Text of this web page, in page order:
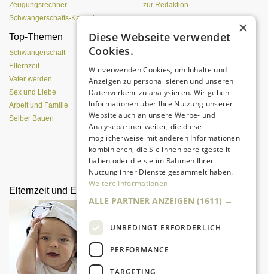
Zeugungsrechner
Schwangerschafts-Kalender
zur Redaktion
Top-Themen
Schwangerschaft
Elternzeit
Vater werden
Sex und Liebe
Arbeit und Familie
Selber Bauen
Von der Eizelle bis zur
Alle Entwicklungsphasen im
Überblick
Elternzeit und Elterngeld
Elterngeld
×
Diese Webseite verwendet
Cookies.
Wir verwenden Cookies, um Inhalte und
Anzeigen zu personalisieren und unseren
Datenverkehr zu analysieren. Wir geben
Informationen über Ihre Nutzung unserer
Website auch an unsere Werbe- und
Analysepartner weiter, die diese
möglicherweise mit anderen Informationen
kombinieren, die Sie ihnen bereitgestellt
haben oder die sie im Rahmen Ihrer
Nutzung ihrer Dienste gesammelt haben.
Weitere Informationen
ALLE PARTNER ANZEIGEN (1611) →
UNBEDINGT ERFORDERLICH
PERFORMANCE
TARGETING